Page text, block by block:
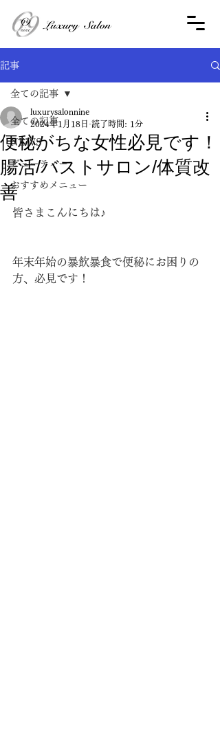
記事
全ての記事
NEWS
ビューティー
おすすめメニュー
全ての記事
便秘がちな女性必見です！
腸活/バストサロン/体質改
善
luxurysalonnine
2024年1月18日 読了時間: 1分
皆さまこんにちは♪
年末年始の暴飲暴食で便秘にお困りの
方、必見です！